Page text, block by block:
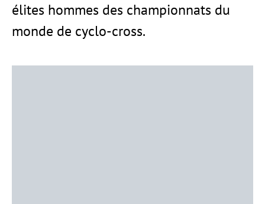
élites hommes des championnats du
monde de cyclo-cross.